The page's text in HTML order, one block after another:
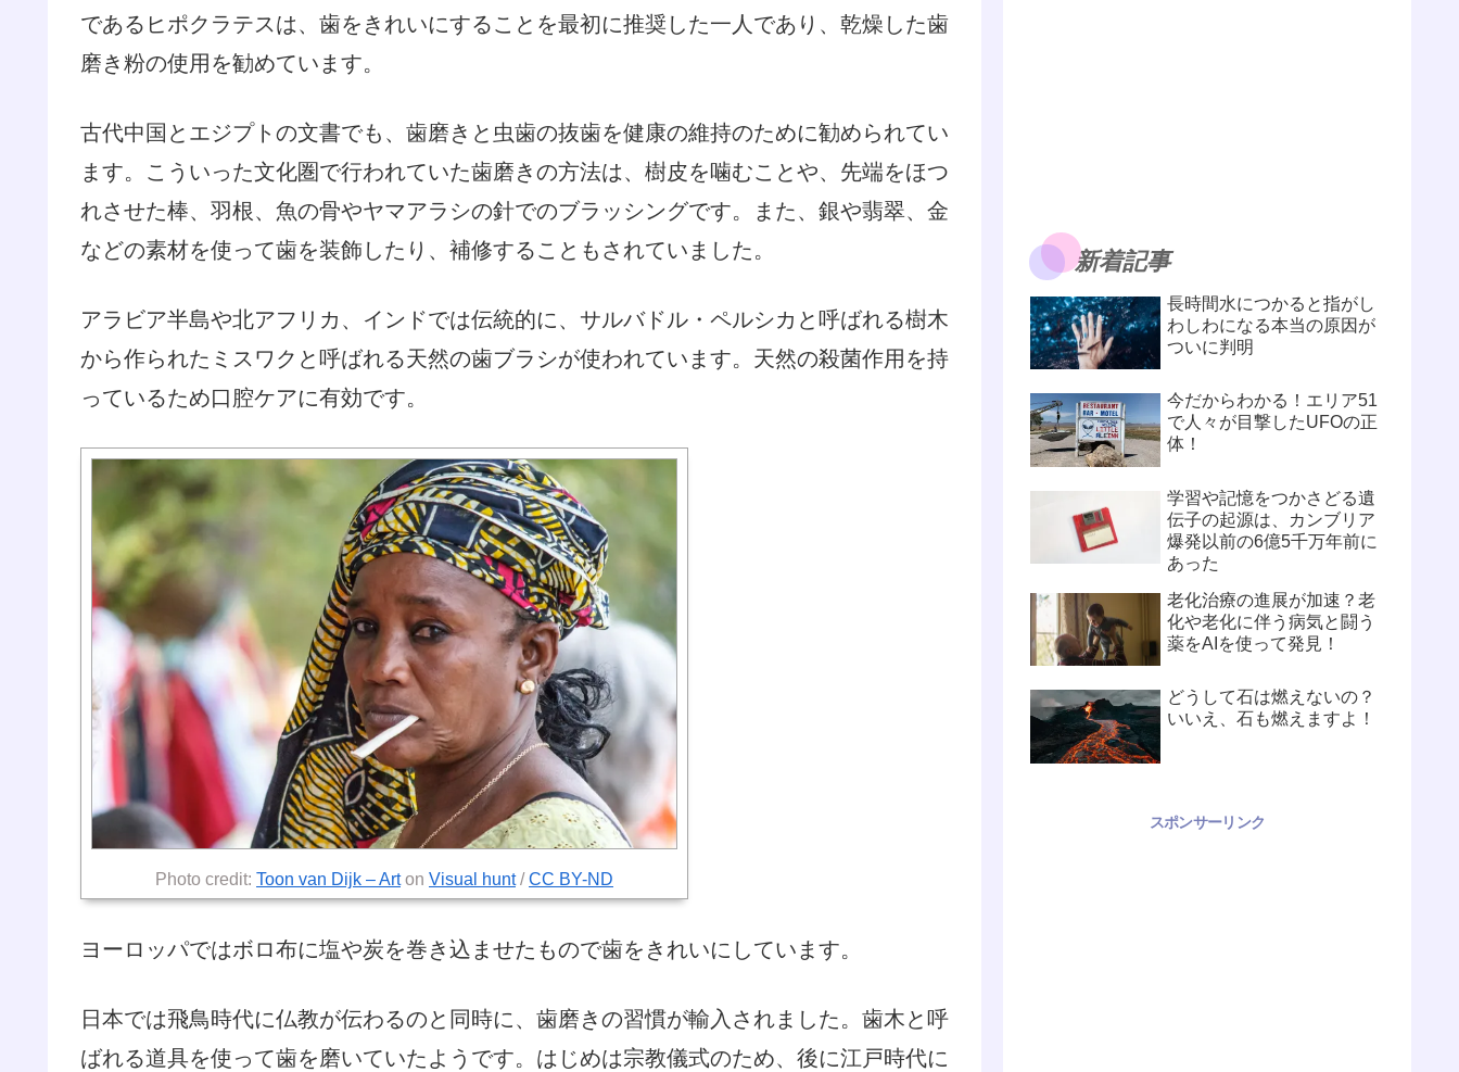
であるヒポクラテスは、歯をきれいにすることを最初に推奨した一人であり、乾燥した歯
磨き粉の使用を勧めています。
古代中国とエジプトの文書でも、歯磨きと虫歯の抜歯を健康の維持のために勧められてい
ます。こういった文化圏で行われていた歯磨きの方法は、樹皮を噛むことや、先端をほつ
れさせた棒、羽根、魚の骨やヤマアラシの針でのブラッシングです。また、銀や翡翠、金
などの素材を使って歯を装飾したり、補修することもされていました。
アラビア半島や北アフリカ、インドでは伝統的に、サルバドル・ペルシカと呼ばれる樹木
から作られたミスワクと呼ばれる天然の歯ブラシが使われています。天然の殺菌作用を持
っているため口腔ケアに有効です。
Photo credit: Toon van Dijk – Arton Visual hunt/CC BY-ND
ヨーロッパではボロ布に塩や炭を巻き込ませたもので歯をきれいにしています。
日本では飛鳥時代に仏教が伝わるのと同時に、歯磨きの習慣が輸入されました。歯木と呼
ばれる道具を使って歯を磨いていたようです。はじめは宗教儀式のため、後に江戸時代に
新着記事
長時間水につかると指がし
わしわになる本当の原因が
ついに判明
今だからわかる！エリア51
で人々が目撃したUFOの正
体！
学習や記憶をつかさどる遺
伝子の起源は、カンブリア
爆発以前の6億5千万年前に
あった
老化治療の進展が加速？老
化や老化に伴う病気と闘う
薬をAIを使って発見！
どうして石は燃えないの？
いいえ、石も燃えますよ！
スポンサーリンク